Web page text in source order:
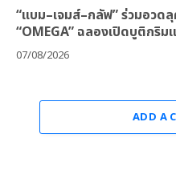
“แบม–เจมส์–กลัฟ” ร่วมอวด
“OMEGA” ฉลองเปิดบูติกริ
07/08/2026
ADD A